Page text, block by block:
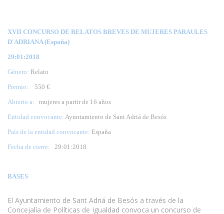
XVII CONCURSO DE RELATOS BREVES DE MUJERES PARAULES
D'ADRIANA (España)
29:01:2018
Género: Relato
Premio:
550 €
Abierto a: mujeres a partir de 16 años
Entidad convocante: Ayuntamiento de Sant Adriá de Besós
País de la entidad convocante: España
Fecha de cierre: 29:01:2018
BASES
El Ayuntamiento de Sant Adriá de Besós a través de la
Concejalía de Políticas de Igualdad convoca un concurso de